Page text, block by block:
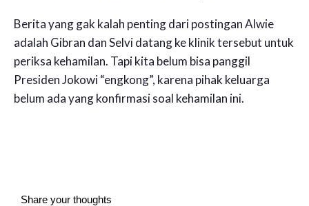
Berita yang gak kalah penting dari postingan Alwie
adalah Gibran dan Selvi datang ke klinik tersebut untuk
periksa kehamilan. Tapi kita belum bisa panggil
Presiden Jokowi “engkong”, karena pihak keluarga
belum ada yang konfirmasi soal kehamilan ini.
Share your thoughts